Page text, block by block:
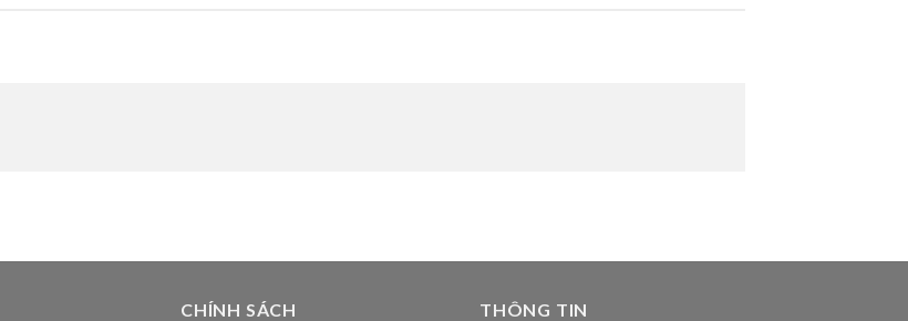
CHÍNH SÁCH
THÔNG TIN